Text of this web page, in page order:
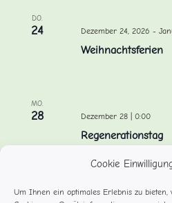
Cookie
Um Ihnen ein optimales Erlebnis zu bieten,
DO.
24 Dezember 24, 2026 -
Weihnachtsferien
MO.
28 Dezember 28 | 0:00
Regenerationstag